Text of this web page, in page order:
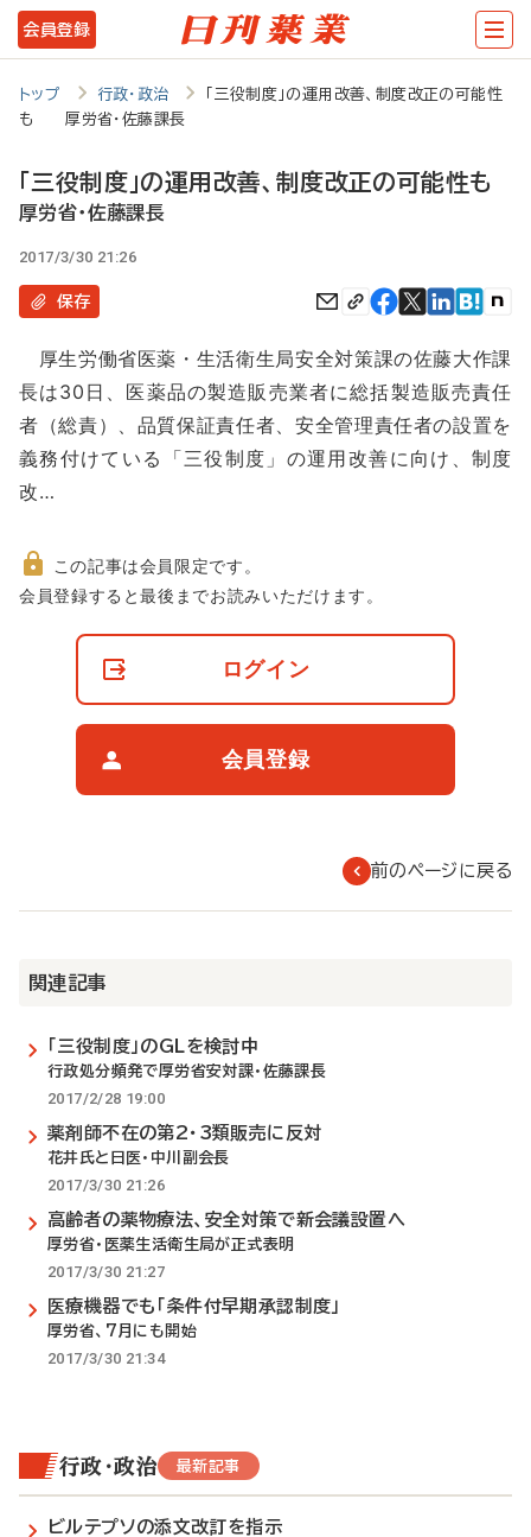
メ
イ
テ
ツ
に
動
会員登録
トップ 行政・政治
「三役制度」の運用改善、制度改正の可能性
も 厚労省・佐藤課長
「三役制度」の運用改善、制度改正の可能性も
厚労省・佐藤課長
2017/3/30 21:26
保存
厚生労働省医薬・生活衛生局安全対策課の佐藤大作課
長は30日、医薬品の製造販売業者に総括製造販売責任
者（総責）、品質保証責任者、安全管理責任者の設置を
義務付けている「三役制度」の運用改善に向け、制度
改…
非
この記事は会員限定です。
会員登録すると最後までお読みいただけます。
ログイン
会員登録
前のページに戻る
関連記事
「三役制度」のGLを検討中
行政処分頻発で厚労省安対課・佐藤課長
2017/2/28 19:00
薬剤師不在の第2・3類販売に反対
花井氏と日医・中川副会長
2017/3/30 21:26
高齢者の薬物療法、安全対策で新会議設置へ
厚労省・医薬生活衛生局が正式表明
2017/3/30 21:27
医療機器でも「条件付早期承認制度」
厚労省、7月にも開始
2017/3/30 21:34
行政・政治 最新記事
ビルテプソの添文改訂を指示